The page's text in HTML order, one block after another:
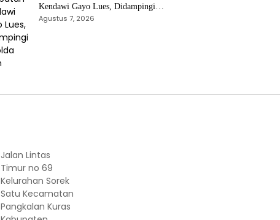
Kendawi Gayo Lues, Didampingi
Kapolda Aceh
Agustus 7, 2026
Jalan Lintas
Timur no 69
Kelurahan Sorek
Satu Kecamatan
Pangkalan Kuras